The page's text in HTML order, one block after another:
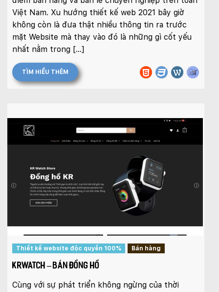
Việt Nam. Xu hướng thiết kế web 2021 bây giờ
không còn là đưa thật nhiều thông tin ra trước
mặt Website mà thay vào đó là những gì cốt yếu
nhất nằm trong […]
TÌM HIỂU THÊM
Thiết kế website độc quyền 100% Bán hàng
KRWATCH – BÁN ĐỒNG HỒ
Cùng với sự phát triển không ngừng của thời